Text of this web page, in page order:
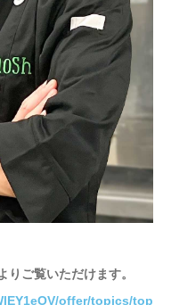
ご覧いただけます。
offer/topics/top